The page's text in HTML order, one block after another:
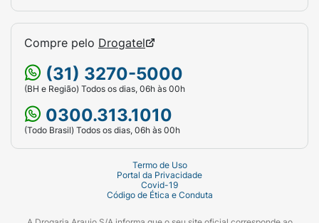
Compre pelo Drogatel
(31) 3270-5000
(BH e Região) Todos os dias, 06h às 00h
0300.313.1010
(Todo Brasil) Todos os dias, 06h às 00h
Termo de Uso
Portal da Privacidade
Covid-19
Código de Ética e Conduta